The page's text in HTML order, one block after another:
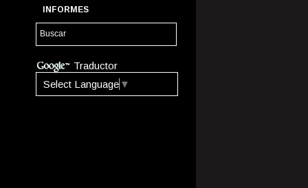
INFORMES
Traductor
Select Language ▼